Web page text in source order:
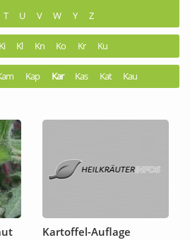
T U V W Y Z
Ki Kl Kn Ko Kr Ku
Kap Kar Kas Kat Kau
Kartoffel-Auflage